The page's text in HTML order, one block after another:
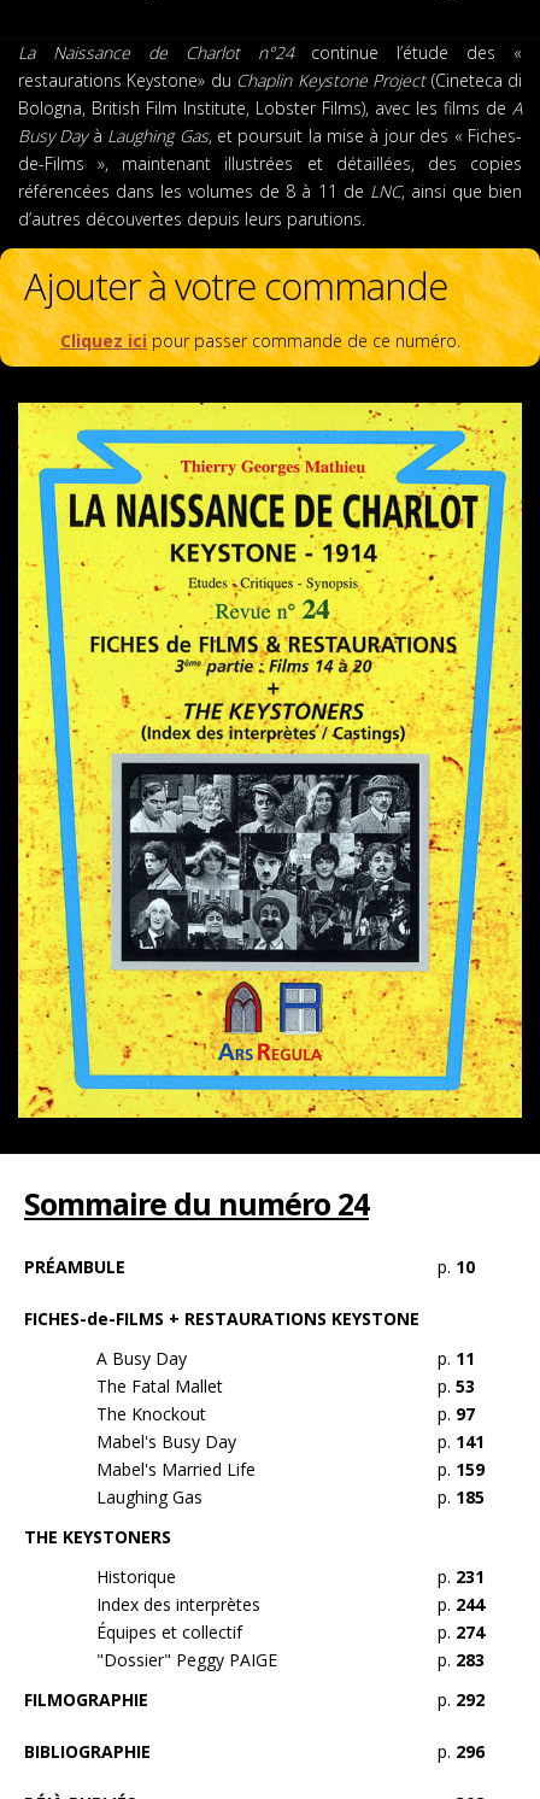
La Naissance de Charlot n°24continue l’étude des «
restaurations Keystone» du Chaplin Keystone Project(Cineteca di
Bologna, British Film Institute, Lobster Films), avec les films de A
Busy Day à Laughing Gas, et poursuit la mise à jour des « Fiches-
de-Films », maintenant illustrées et détaillées, des copies
référencées dans les volumes de 8 à 11 de LNC, ainsi que bien
d’autres découvertes depuis leurs parutions.
Ajouter à votre commande
Cliquez icipour passer commande de ce numéro.
Sommaire du numéro 24
PRÉAMBULE p. 10
FICHES-de-FILMS + RESTAURATIONS KEYSTONE
A Busy Day
p. 11
The Fatal Mallet
p. 53
The Knockout
p. 97
Mabel's Busy Day
p. 141
Mabel's Married Life
p. 159
Laughing Gas
p. 185
THE KEYSTONERS
Historique
p. 231
Index des interprètes
p. 244
Équipes et collectif
p. 274
"Dossier" Peggy PAIGE
p. 283
FILMOGRAPHIE
p. 292
BIBLIOGRAPHIE p. 296